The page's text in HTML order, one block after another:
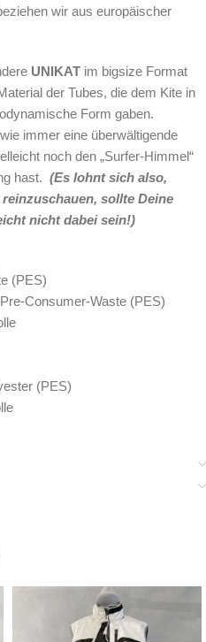
wir aus europäischer
UNIKAT im bigsize Format
der Tubes, die dem Kite in
Form gaben.
immer eine überwältigende
noch den „Surfer-Himmel“
hast. (Es lohnt sich also,
sollte Deine
nicht dabei sein!)
(PES)
Consumer-Waste (PES)
(PES)